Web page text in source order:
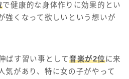
で健康的な身体作りに効果的とい
強くなって欲しいという想いが
ばす習い事として音楽が2位に来
気があり、特に女の子がやって